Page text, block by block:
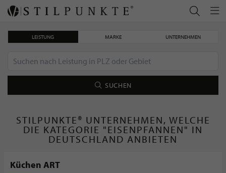
LEISTUNG MARKE UNTERNEHMEN
SUCHEN
STILPUNKTE® UNTERNEHMEN, WELCHE
DIE KATEGORIE "EISENPFANNEN" IN
DEUTSCHLAND ANBIETEN
Küchen ART